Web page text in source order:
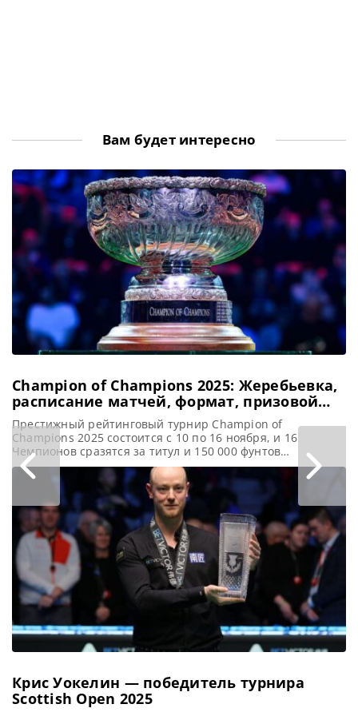
Вам будет интересно
Champion of Champions 2025: Жеребьевка,
расписание матчей, формат, призовой
фонд
Престижный рейтинговый турнир Champion of
Champions 2025 состоится с 10 по 16 ноября, и 16
Чемпионов сразятся за титул и 150 000 фунтов
стерлингов, сообщает totallysnookered Снукерный
пригласительный турнир Champion of Champions 2025
(Чемпион чемпионов) состоится с понедельника по
воскресенье (10 — 16 ноября) на Mattioli Arena в Лестере.
Этот эксклюзивный и значимый турнир, любимый
Крис Уокелин — победитель турнира
Scottish Open 2025